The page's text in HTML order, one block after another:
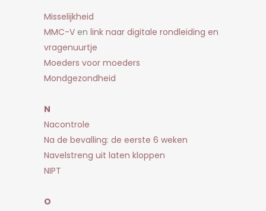
Misselijkheid
MMC-V en link naar digitale rondleiding en
vragenuurtje
Moeders voor moeders
Mondgezondheid
N
Nacontrole
Na de bevalling: de eerste 6 weken
Navelstreng uit laten kloppen
NIPT
O